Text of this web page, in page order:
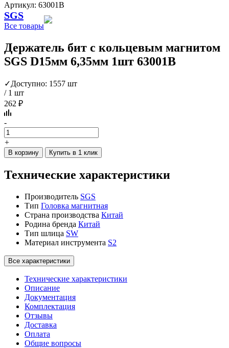
Артикул: 63001B
SGS
Все товары
Держатель бит с кольцевым магнитом
SGS D15мм 6,35мм 1шт 63001B
✓Доступно: 1557 шт
/ 1 шт
262 ₽
-
+
В корзину Купить в 1 клик
Технические характеристики
Производитель SGS
Тип Головка магнитная
Страна производства Китай
Родина бренда Китай
Тип шлица SW
Материал инструмента S2
Все характеристики
Технические характеристики
Описание
Документация
Комплектация
Отзывы
Доставка
Оплата
Общие вопросы